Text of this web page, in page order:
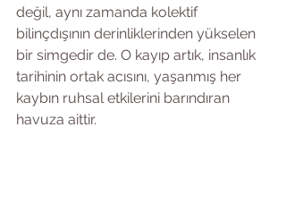
değil, aynı zamanda kolektif
bilinçdışının derinliklerinden yükselen
bir simgedir de. O kayıp artık, insanlık
tarihinin ortak acısını, yaşanmış her
kaybın ruhsal etkilerini barındıran
havuza aittir.